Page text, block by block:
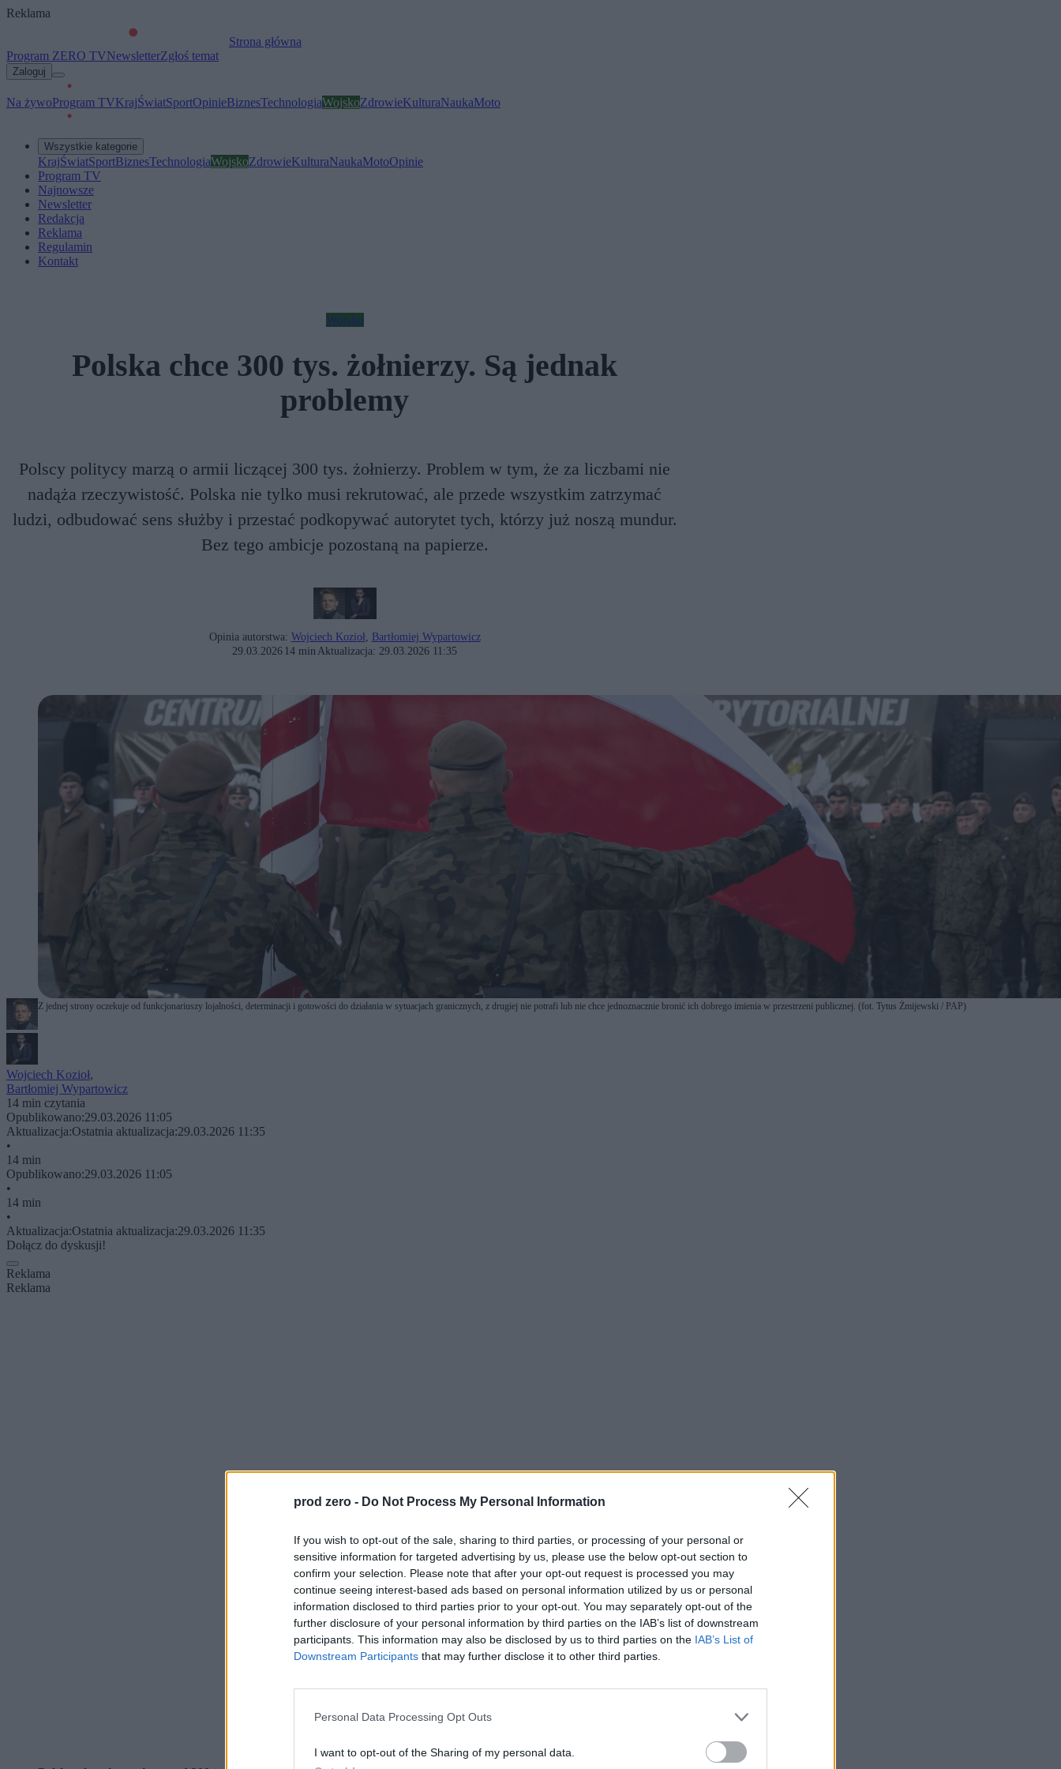
prod zero - Do Not Process My Personal Information
If you wish to opt-out of the sale, sharing to third parties, or processing of your personal or
sensitive information for targeted advertising by us, please use the below opt-out section to
confirm your selection. Please note that after your opt-out request is processed you may
continue seeing interest-based ads based on personal information utilized by us or personal
information disclosed to third parties prior to your opt-out. You may separately opt-out of the
further disclosure of your personal information by third parties on the IAB’s list of downstream
participants. This information may also be disclosed by us to third parties on the IAB’s List of
Downstream Participants that may further disclose it to other third parties.
Personal Data Processing Opt Outs
I want to opt-out of the Sharing of my personal data.
Reklama
Strona główna
Program ZERO TVNewsletterZgłoś temat
Zaloguj
Na żywoProgram TVKrajŚwiatSportOpinieBiznesTechnologiaWojskoZdrowieKulturaNaukaMoto
Wszystkie kategorie
KrajŚwiatSportBiznesTechnologiaWojskoZdrowieKulturaNaukaMotoOpinie
Program TV
Najnowsze
Newsletter
Redakcja
Reklama
Regulamin
Kontakt
Wojsko
Polska chce 300 tys. żołnierzy. Są jednak
problemy
Polscy politycy marzą o armii liczącej 300 tys. żołnierzy. Problem w tym, że za liczbami nie
nadąża rzeczywistość. Polska nie tylko musi rekrutować, ale przede wszystkim zatrzymać
ludzi, odbudować sens służby i przestać podkopywać autorytet tych, którzy już noszą mundur.
Bez tego ambicje pozostaną na papierze.
Opinia autorstwa: Wojciech Kozioł, Bartłomiej Wypartowicz
29.03.2026 14 min Aktualizacja: 29.03.2026 11:35
Z jednej strony oczekuje od funkcjonariuszy lojalności, determinacji i gotowości do działania w sytuacjach gra­nicznych, z drugiej nie potrafi lub nie chce jednoznacznie bronić ich dobrego imienia w przestrzeni publicznej. (fot. Tytus Żmijewski / PAP)
Wojciech Kozioł,
Bartłomiej Wypartowicz
14 min czytania
Opublikowano:29.03.2026 11:05
Aktualizacja:Ostatnia aktualizacja:29.03.2026 11:35
•
14 min
Opublikowano:29.03.2026 11:05
•
14 min
•
Aktualizacja:Ostatnia aktualizacja:29.03.2026 11:35
Dołącz do dyskusji!
Reklama
Reklama